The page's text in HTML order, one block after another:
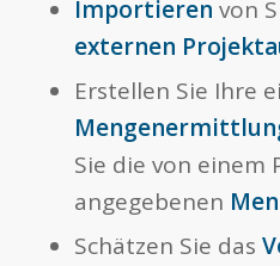
Importieren von
externen
Erstellen Sie Ihre
Sie die von
angegebenen
Schätzen Sie das